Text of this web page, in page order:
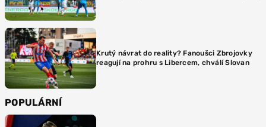
Krutý návrat do reality? Fanoušci Zbrojovky
reagují na prohru s Libercem, chválí Slovan
POPULÁRNÍ